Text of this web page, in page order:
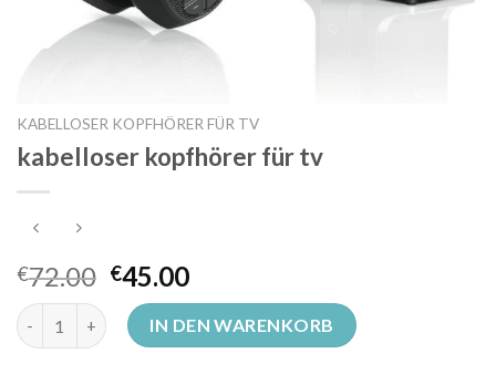
KABELLOSER KOPFHÖRER FÜR TV
kabelloser kopfhörer für tv
€72.00 €45.00
kabelloser kopfhörer für tv Menge
IN DEN WARENKORB